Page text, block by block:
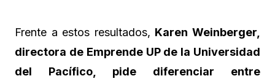
Frente a estos resultados, Karen Weinberger,
directora de Emprende UP de la Universidad
del Pacífico, pide diferenciar entre